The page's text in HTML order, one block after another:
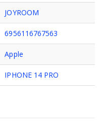
JOYROOM
6956116767563
Apple
IPHONE 14 PRO